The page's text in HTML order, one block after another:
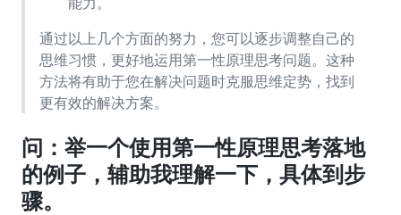
通过以上几个方面的努力，您可以逐步调整自己的
思维习惯，更好地运用第一性原理思考问题。这种
方法将有助于您在解决问题时克服思维定势，找到
更有效的解决方案。
问：举一个使用第一性原理思考落地
的例子，辅助我理解一下，具体到步
骤。